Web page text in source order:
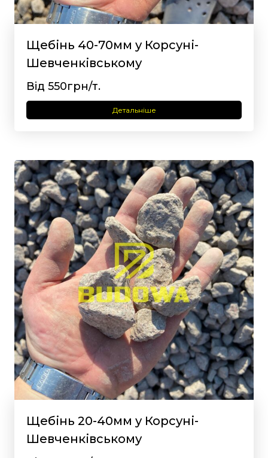
Щебінь 40-70мм у Корсуні-
Шевченківському
Від 550грн/т.
Детальніше
Щебінь 20-40мм у Корсуні-
Шевченківському